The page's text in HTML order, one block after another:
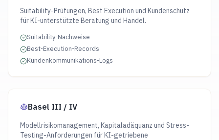
Suitability-Prüfungen, Best Execution und Kundenschutz
für KI-unterstützte Beratung und Handel.
Suitability-Nachweise
Best-Execution-Records
Kundenkommunikations-Logs
Basel III / IV
Modellrisikomanagement, Kapitaladäquanz und Stress-
Testing-Anforderungen für KI-getriebene